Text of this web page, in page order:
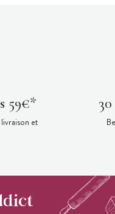
59€*
et